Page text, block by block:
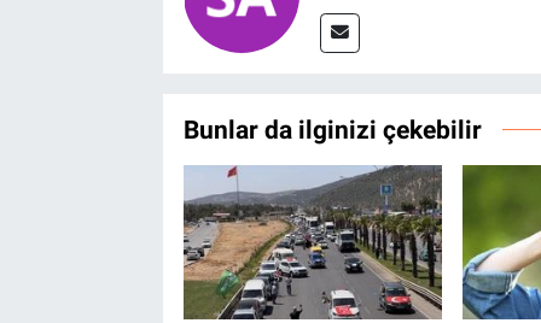
Bunlar da ilginizi çekebilir